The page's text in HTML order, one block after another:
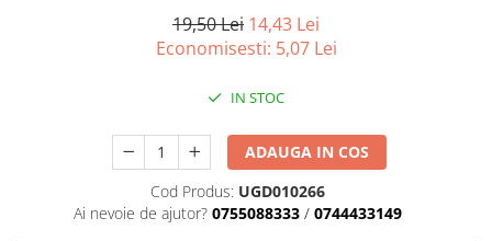
Deck Boxes/Cutii pentru carti
Portofolii/ Clasoare pentru carti
19,50 Lei 14,43 Lei
Economisesti: 5,07 Lei
IN STOC
ADAUGA IN COS
Cod Produs: UGD010266
Ai nevoie de ajutor? 0755088333 / 0744433149